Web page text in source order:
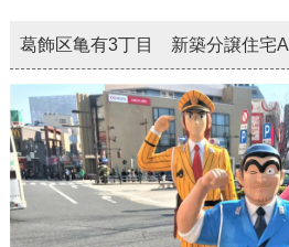
葛飾区亀有3丁目 新築分譲住宅